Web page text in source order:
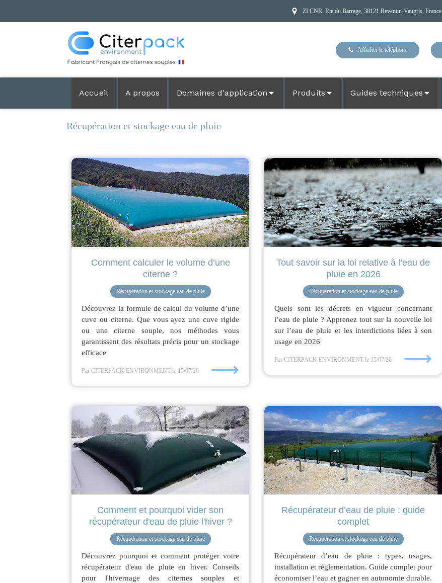
ZI CNR, Rte du Barrage, 38121 Reventin-Vaugris, France
Afficher le téléphone
Accueil A propos Domaines d'application Produits Guides techniques
Récupération et stockage eau de pluie
Comment calculer le volume d’une
citerne ?
Récupération et stockage eau de pluie
Découvrez la formule de calcul du volume d’une
cuve ou citerne. Que vous ayez une cuve rigide
ou une citerne souple, nos méthodes vous
garantissent des résultats précis pour un stockage
efficace
Par CITERPACK ENVIRONMENT le 15/07/26 ⟶
Tout savoir sur la loi relative à l’eau de
pluie en 2026
Récupération et stockage eau de pluie
Quels sont les décrets en vigueur concernant
l’eau de pluie ? Apprenez tout sur la nouvelle loi
sur l’eau de pluie et les interdictions liées à son
usage en 2026
Par CITERPACK ENVIRONMENT le 15/07/26 ⟶
Comment et pourquoi vider son
récupérateur d'eau de pluie l'hiver ?
Récupération et stockage eau de pluie
Découvrez pourquoi et comment protéger votre
récupérateur d'eau de pluie en hiver. Conseils
pour l'hivernage des citernes souples et
Récupérateur d’eau de pluie : guide
complet
Récupération et stockage eau de pluie
Récupérateur d’eau de pluie : types, usages,
installation et réglementation. Guide complet pour
économiser l’eau et gagner en autonomie durable.